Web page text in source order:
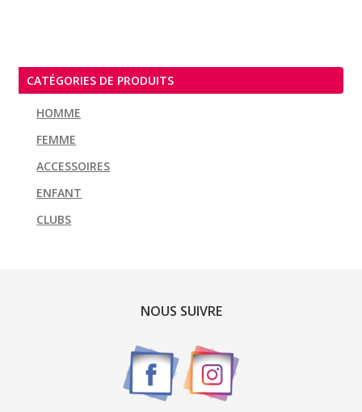
CATÉGORIES DE PRODUITS
HOMME
FEMME
ACCESSOIRES
ENFANT
CLUBS
NOUS SUIVRE